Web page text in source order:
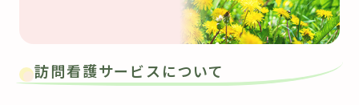
訪問看護サービスについて